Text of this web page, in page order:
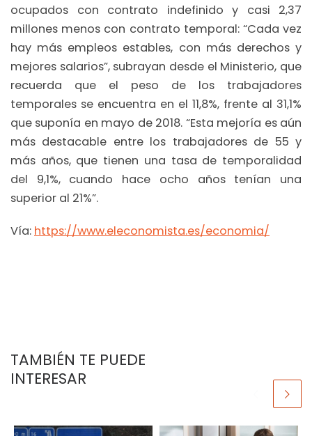
ocupados con contrato indefinido y casi 2,37
millones menos con contrato temporal: “Cada vez
hay más empleos estables, con más derechos y
mejores salarios”, subrayan desde el Ministerio, que
recuerda que el peso de los trabajadores
temporales se encuentra en el 11,8%, frente al 31,1%
que suponía en mayo de 2018. “Esta mejoría es aún
más destacable entre los trabajadores de 55 y
más años, que tienen una tasa de temporalidad
del 9,1%, cuando hace ocho años tenían una
superior al 21%”.
Vía: https://www.eleconomista.es/economia/
TAMBIÉN TE PUEDE
INTERESAR